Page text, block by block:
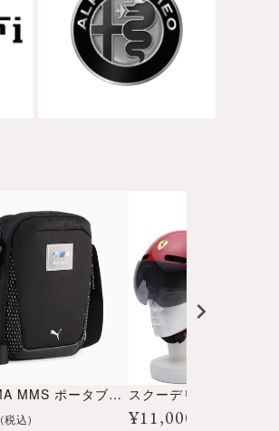
BMW PUMA MMS ポータブルバッグ
(税込) ¥11,000